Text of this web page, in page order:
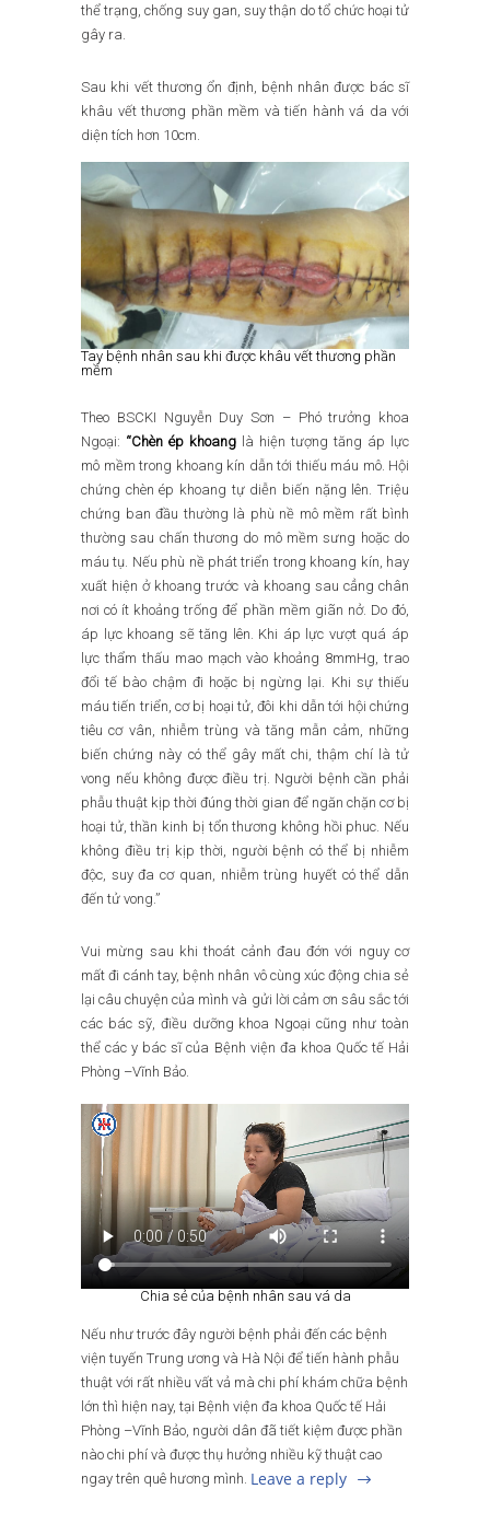
thể trạng, chống suy gan, suy thận do tổ chức hoại tử
gây ra.
Sau khi vết thương ổn định, bệnh nhân được bác sĩ
khâu vết thương phần mềm và tiến hành vá da với
diện tích hơn 10cm.
Tay bệnh nhân sau khi được khâu vết thương phần
mềm
Theo BSCKI Nguyễn Duy Sơn – Phó trưởng khoa
Ngoại: “Chèn ép khoang là hiện tượng tăng áp lực
mô mềm trong khoang kín dẫn tới thiếu máu mô. Hội
chứng chèn ép khoang tự diễn biến nặng lên. Triệu
chứng ban đầu thường là phù nề mô mềm rất bình
thường sau chấn thương do mô mềm sưng hoặc do
máu tụ. Nếu phù nề phát triển trong khoang kín, hay
xuất hiện ở khoang trước và khoang sau cẳng chân
nơi có ít khoảng trống để phần mềm giãn nở. Do đó,
áp lực khoang sẽ tăng lên. Khi áp lực vượt quá áp
lực thẩm thấu mao mạch vào khoảng 8mmHg, trao
đổi tế bào chậm đi hoặc bị ngừng lại. Khi sự thiếu
máu tiến triển, cơ bị hoại tử, đôi khi dẫn tới hội chứng
tiêu cơ vân, nhiễm trùng và tăng mẫn cảm, những
biến chứng này có thể gây mất chi, thậm chí là tử
vong nếu không được điều trị. Người bệnh cần phải
phẫu thuật kịp thời đúng thời gian để ngăn chặn cơ bị
hoại tử, thần kinh bị tổn thương không hồi phuc. Nếu
không điều trị kịp thời, người bệnh có thể bị nhiễm
độc, suy đa cơ quan, nhiễm trùng huyết có thể dẫn
đến tử vong.”
Vui mừng sau khi thoát cảnh đau đớn với nguy cơ
mất đi cánh tay, bệnh nhân vô cùng xúc động chia sẻ
lại câu chuyện của mình và gửi lời cảm ơn sâu sắc tới
các bác sỹ, điều dưỡng khoa Ngoại cũng như toàn
thể các y bác sĩ của Bệnh viện đa khoa Quốc tế Hải
Phòng –Vĩnh Bảo.
Chia sẻ của bệnh nhân sau vá da
Nếu như trước đây người bệnh phải đến các bệnh
viện tuyến Trung ương và Hà Nội để tiến hành phẫu
thuật với rất nhiều vất vả mà chi phí khám chữa bệnh
lớn thì hiện nay, tại Bệnh viện đa khoa Quốc tế Hải
Phòng –Vĩnh Bảo, người dân đã tiết kiệm được phần
nào chi phí và được thụ hưởng nhiều kỹ thuật cao
ngay trên quê hương mình. Leave a reply